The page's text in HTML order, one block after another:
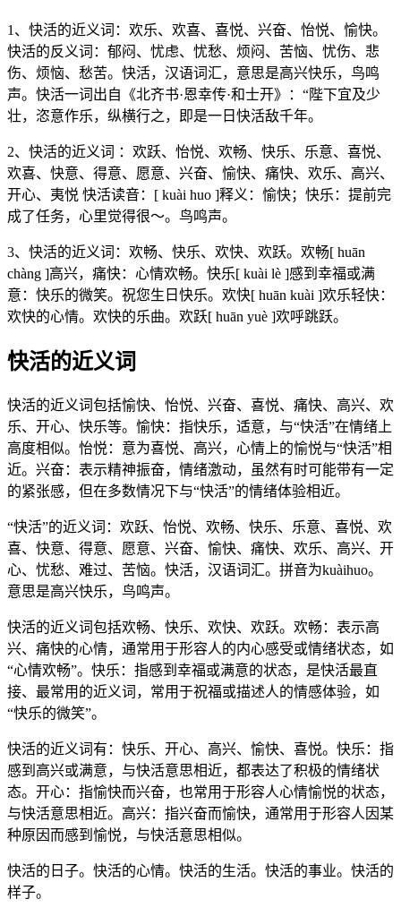
1、快活的近义词：欢乐、欢喜、喜悦、兴奋、怡悦、愉快。
快活的反义词：郁闷、忧虑、忧愁、烦闷、苦恼、忧伤、悲
伤、烦恼、愁苦。快活，汉语词汇，意思是高兴快乐，鸟鸣
声。快活一词出自《北齐书·恩幸传·和士开》：“陛下宜及少
壮，恣意作乐，纵横行之，即是一日快活敌千年。
2、快活的近义词 ：欢跃、怡悦、欢畅、快乐、乐意、喜悦、
欢喜、快意、得意、愿意、兴奋、愉快、痛快、欢乐、高兴、
开心、夷悦 快活读音：[ kuài huo ]释义：愉快；快乐：提前完
成了任务，心里觉得很～。鸟鸣声。
3、快活的近义词：欢畅、快乐、欢快、欢跃。欢畅[ huān
chàng ]高兴，痛快：心情欢畅。快乐[ kuài lè ]感到幸福或满
意：快乐的微笑。祝您生日快乐。欢快[ huān kuài ]欢乐轻快：
欢快的心情。欢快的乐曲。欢跃[ huān yuè ]欢呼跳跃。
快活的近义词
快活的近义词包括愉快、怡悦、兴奋、喜悦、痛快、高兴、欢
乐、开心、快乐等。愉快：指快乐，适意，与“快活”在情绪上
高度相似。怡悦：意为喜悦、高兴，心情上的愉悦与“快活”相
近。兴奋：表示精神振奋，情绪激动，虽然有时可能带有一定
的紧张感，但在多数情况下与“快活”的情绪体验相近。
“快活”的近义词：欢跃、怡悦、欢畅、快乐、乐意、喜悦、欢
喜、快意、得意、愿意、兴奋、愉快、痛快、欢乐、高兴、开
心、忧愁、难过、苦恼。快活，汉语词汇。拼音为kuàihuo。
意思是高兴快乐，鸟鸣声。
快活的近义词包括欢畅、快乐、欢快、欢跃。欢畅：表示高
兴、痛快的心情，通常用于形容人的内心感受或情绪状态，如
“心情欢畅”。快乐：指感到幸福或满意的状态，是快活最直
接、最常用的近义词，常用于祝福或描述人的情感体验，如
“快乐的微笑”。
快活的近义词有：快乐、开心、高兴、愉快、喜悦。快乐：指
感到高兴或满意，与快活意思相近，都表达了积极的情绪状
态。开心：指愉快而兴奋，也常用于形容人心情愉悦的状态，
与快活意思相近。高兴：指兴奋而愉快，通常用于形容人因某
种原因而感到愉悦，与快活意思相似。
快活的日子。快活的心情。快活的生活。快活的事业。快活的
样子。